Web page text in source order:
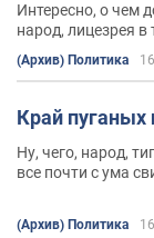
Интересно, о чем должен
народ, лицезрея в телевизоре пресс-
конференцию
на пленэре, по-
(Архив) Политика
Край пуганых
Ну, чего, народ,
все почти с ума
летают, то у вас
(Архив) Политика